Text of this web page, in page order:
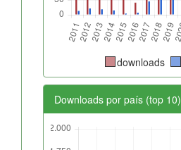
downloads
Downloads por país (top 10)